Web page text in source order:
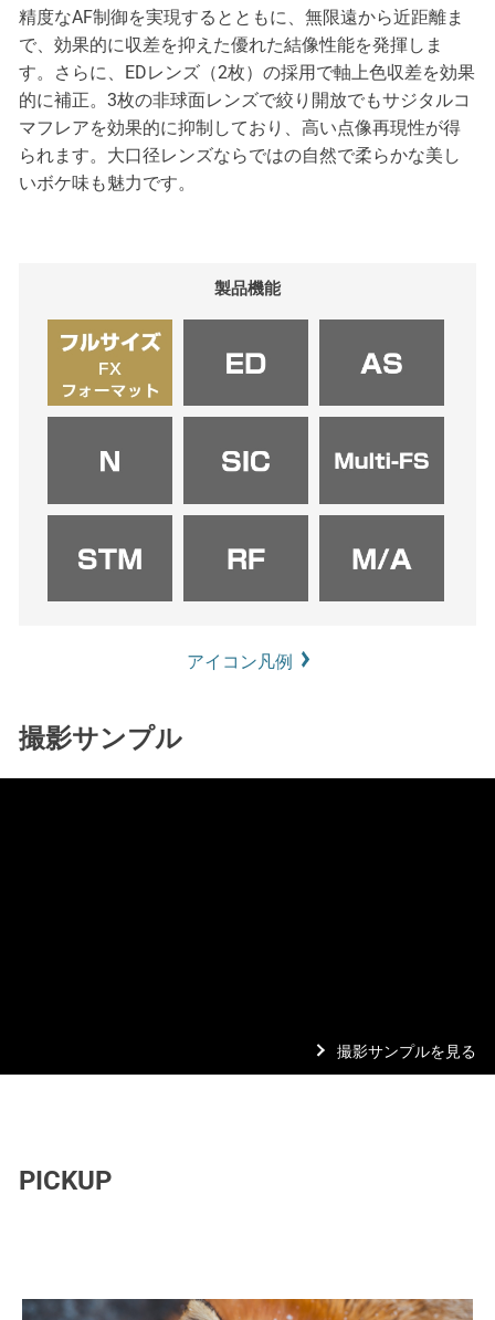
精度なAF制御を実現するとともに、無限遠から近距離ま
で、効果的に収差を抑えた優れた結像性能を発揮しま
す。さらに、EDレンズ（2枚）の採用で軸上色収差を効果
的に補正。3枚の非球面レンズで絞り開放でもサジタルコ
マフレアを効果的に抑制しており、高い点像再現性が得
られます。大口径レンズならではの自然で柔らかな美し
いボケ味も魅力です。
製品機能
アイコン凡例
撮影サンプル
撮影サンプルを見る
PICKUP